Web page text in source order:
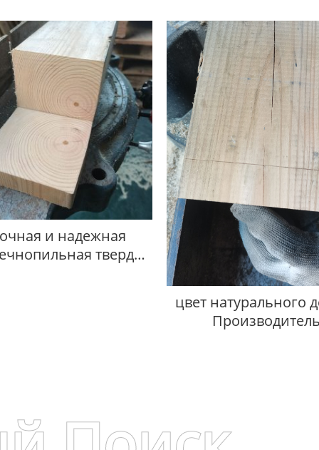
и надежная
твердая
цвет натурального